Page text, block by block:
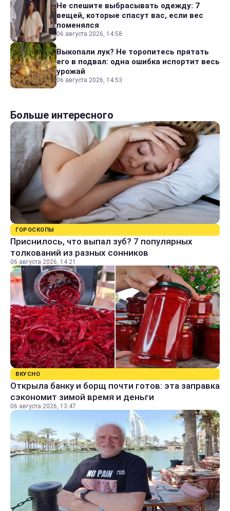
Не спешите выбрасывать одежду: 7
вещей, которые спасут вас, если вес
поменялся
06 августа 2026, 14:58
Выкопали лук? Не торопитесь прятать
его в подвал: одна ошибка испортит весь
урожай
06 августа 2026, 14:53
Больше интересного
ГОРОСКОПЫ
Приснилось, что выпал зуб? 7 популярных
толкований из разных сонников
06 августа 2026, 14:21
ВКУСНО
Открыла банку и борщ почти готов: эта заправка
сэкономит зимой время и деньги
06 августа 2026, 13:47